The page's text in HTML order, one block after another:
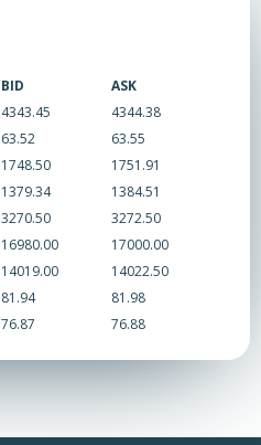
BID
ASK
4343.45
4344.38
63.52
63.55
1748.50
1751.91
1379.34
1384.51
3270.50
3272.50
16980.00
17000.00
14019.00
14022.50
81.94
81.98
76.87 76.88